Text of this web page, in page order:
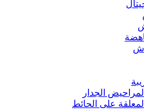
الجدار
على الحائط